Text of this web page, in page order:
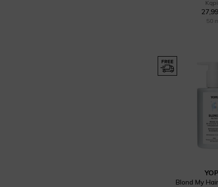
50
Blond My